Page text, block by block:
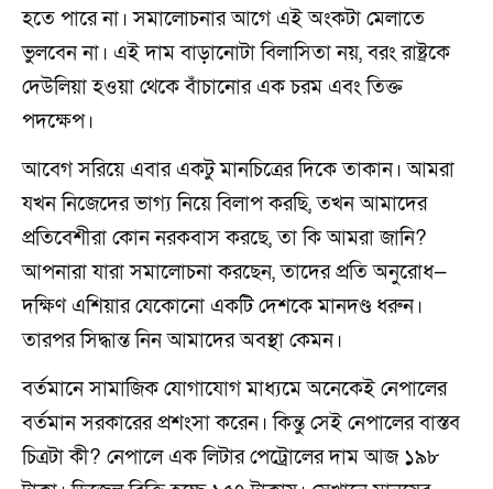
হতে পারে না। সমালোচনার আগে এই অংকটা মেলাতে
ভুলবেন না। এই দাম বাড়ানোটা বিলাসিতা নয়, বরং রাষ্ট্রকে
দেউলিয়া হওয়া থেকে বাঁচানোর এক চরম এবং তিক্ত
পদক্ষেপ।
আবেগ সরিয়ে এবার একটু মানচিত্রের দিকে তাকান। আমরা
যখন নিজেদের ভাগ্য নিয়ে বিলাপ করছি, তখন আমাদের
প্রতিবেশীরা কোন নরকবাস করছে, তা কি আমরা জানি?
আপনারা যারা সমালোচনা করছেন, তাদের প্রতি অনুরোধ—
দক্ষিণ এশিয়ার যেকোনো একটি দেশকে মানদণ্ড ধরুন।
তারপর সিদ্ধান্ত নিন আমাদের অবস্থা কেমন।
বর্তমানে সামাজিক যোগাযোগ মাধ্যমে অনেকেই নেপালের
বর্তমান সরকারের প্রশংসা করেন। কিন্তু সেই নেপালের বাস্তব
চিত্রটা কী? নেপালে এক লিটার পেট্রোলের দাম আজ ১৯৮